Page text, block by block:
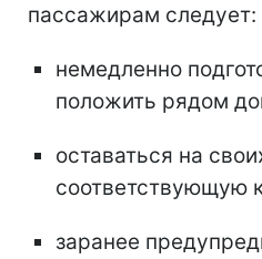
пассажирам следует:
немедленно
положить рядом
оставаться на
соответствующую
заранее